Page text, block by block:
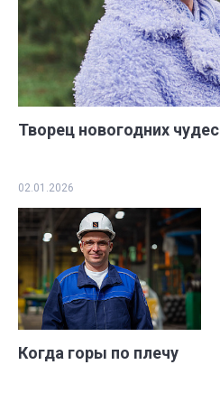
Творец новогодних чудес
02.01.2026
Когда горы по плечу